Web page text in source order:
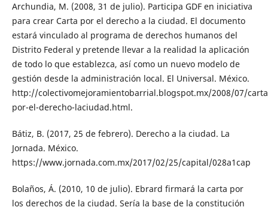
Archundia, M. (2008, 31 de julio). Participa GDF en iniciativa
para crear Carta por el derecho a la ciudad. El documento
estará vinculado al programa de derechos humanos del
Distrito Federal y pretende llevar a la realidad la aplicación
de todo lo que establezca, así como un nuevo modelo de
gestión desde la administración local. El Universal. México.
http://colectivomejoramientobarrial.blogspot.mx/2008/07/
por-el-derecho-laciudad.html.
Bátiz, B. (2017, 25 de febrero). Derecho a la ciudad. La
Jornada. México.
https://www.jornada.com.mx/2017/02/25/capital/028a1cap
Bolaños, Á. (2010, 10 de julio). Ebrard firmará la carta por
los derechos de la ciudad. Sería la base de la constitución